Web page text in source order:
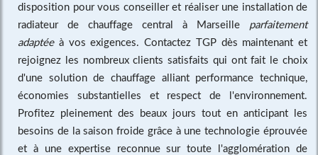
disposition pour vous conseiller et réaliser une installation de
radiateur de chauffage central à Marseille parfaitement
adaptéeà vos exigences. Contactez TGP dès maintenant et
rejoignez les nombreux clients satisfaits qui ont fait le choix
d'une solution de chauffage alliant performance technique,
économies substantielles et respect de l'environnement.
Profitez pleinement des beaux jours tout en anticipant les
besoins de la saison froide grâce à une technologie éprouvée
et à une expertise reconnue sur toute l'agglomération de